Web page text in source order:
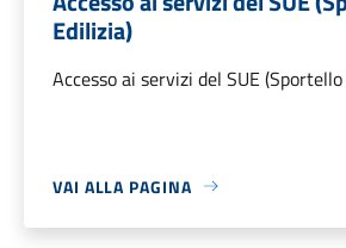
Edilizia)
Accesso ai servizi del SUE
VAI ALLA PAGINA